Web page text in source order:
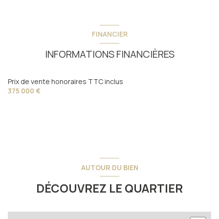
cave
FINANCIER
INFORMATIONS FINANCIÈRES
Prix de vente honoraires TTC inclus
375 000 €
AUTOUR DU BIEN
DÉCOUVREZ LE QUARTIER